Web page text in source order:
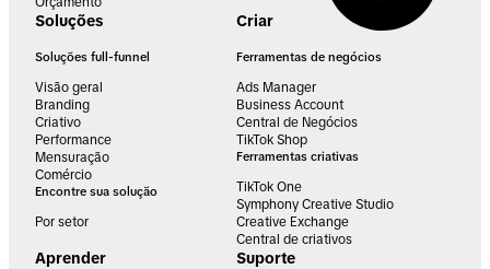
Soluções
Soluções full-funnel
Visão geral
Branding
Criativo
Performance
Mensuração
Comércio
Encontre sua solução
Por setor
Criar
Ferramentas de negócios
Ads Manager
Business Account
Central de Negócios
TikTok Shop
Ferramentas criativas
TikTok One
Symphony Creative Studio
Creative Exchange
Central de criativos
Aprender Suporte